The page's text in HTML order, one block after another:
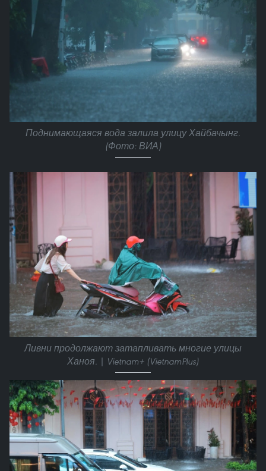
Поднимающаяся вода залила улицу Хайбачынг.
(Фото: ВИА)
Ливни продолжают затапливать многие улицы
Ханоя. | Vietnam+ (VietnamPlus)